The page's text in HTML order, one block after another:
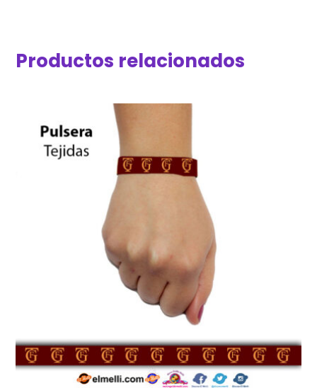
Productos relacionados